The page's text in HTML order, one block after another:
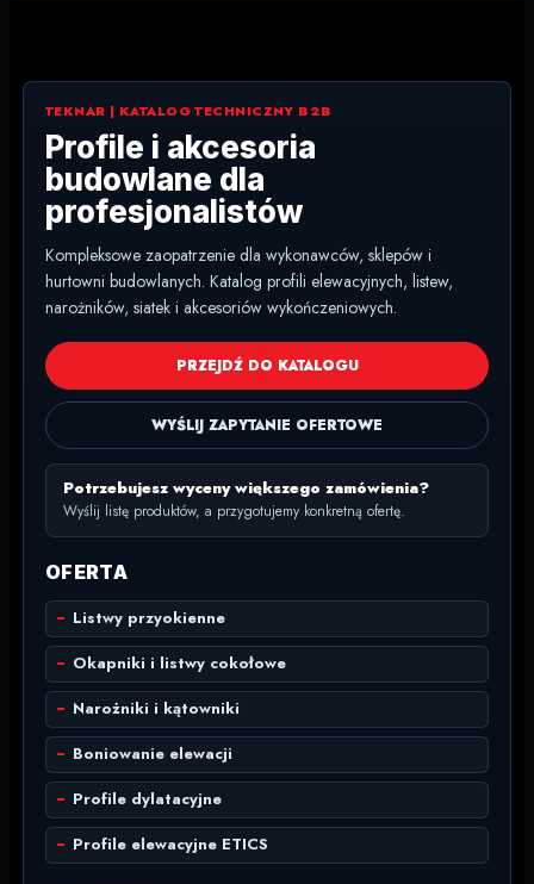
TEKNAR | KATALOG TECHNICZNY B2B
Profile i akcesoria
budowlane dla
profesjonalistów
Kompleksowe zaopatrzenie dla wykonawców, sklepów i
hurtowni budowlanych. Katalog profili elewacyjnych, listew,
narożników, siatek i akcesoriów wykończeniowych.
PRZEJDŹ DO KATALOGU
WYŚLIJ ZAPYTANIE OFERTOWE
Potrzebujesz wyceny większego zamówienia?
Wyślij listę produktów, a przygotujemy konkretną ofertę.
OFERTA
Listwy przyokienne
Okapniki i listwy cokołowe
Narożniki i kątowniki
Boniowanie elewacji
Profile dylatacyjne
Profile elewacyjne ETICS